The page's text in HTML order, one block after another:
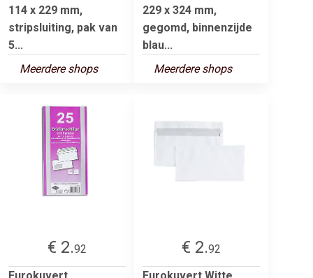
114 x 229 mm,
stripsluiting, pak van
5...
Meerdere shops
229 x 324 mm,
gegomd, binnenzijde
blau...
Meerdere shops
€ 2.92
€ 2.92